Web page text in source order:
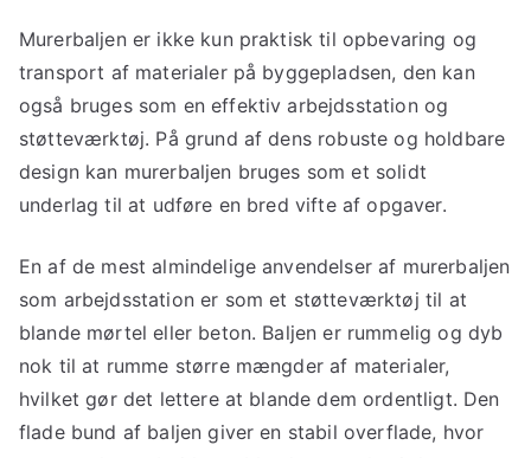
Murerbaljen er ikke kun praktisk til opbevaring og
transport af materialer på byggepladsen, den kan
også bruges som en effektiv arbejdsstation og
støtteværktøj. På grund af dens robuste og holdbare
design kan murerbaljen bruges som et solidt
underlag til at udføre en bred vifte af opgaver.
En af de mest almindelige anvendelser af murerbaljen
som arbejdsstation er som et støtteværktøj til at
blande mørtel eller beton. Baljen er rummelig og dyb
nok til at rumme større mængder af materialer,
hvilket gør det lettere at blande dem ordentligt. Den
flade bund af baljen giver en stabil overflade, hvor